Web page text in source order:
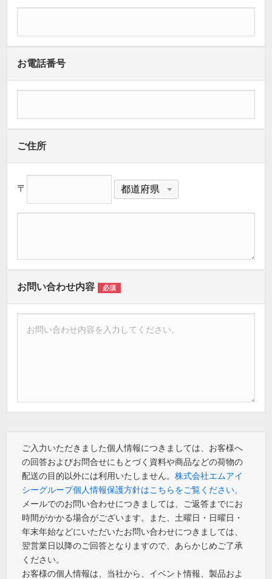
お電話番号
ご住所
〒
お問い合わせ内容 必須
ご入力いただきました個人情報につきましては、お客様へ
の回答およびお問合せにもとづく資料や商品などの荷物の
配送の目的以外には利用いたしません。 株式会社エムアイ
シーグループ個人情報保護方針はこちらをご覧ください。
メールでのお問い合わせにつきましては、ご返答までにお
時間がかかる場合がございます。また、土曜日・日曜日・
年末年始などにいただいたお問い合わせにつきましては、
翌営業日以降のご回答となりますので、あらかじめご了承
ください。
お客様の個人情報は、当社から、イベント情報、製品およ